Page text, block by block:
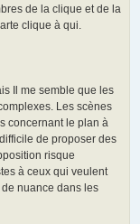
de la clique et de la
clique à qui.
Il me semble que les
Les scènes
concernant le plan à
de proposer des
risque
à ceux qui veulent
nuance dans les